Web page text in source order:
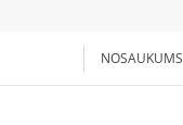
NOSAUKUMS